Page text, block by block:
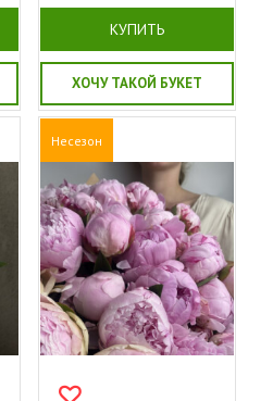
КУПИТЬ
ХОЧУ ТАКОЙ БУКЕТ
Несезон